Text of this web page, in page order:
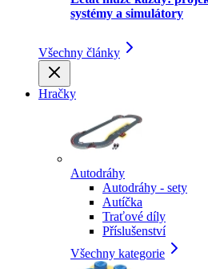
systémy a simulátory
Všechny články
Hračky
Autodráhy
Autodráhy - sety
Autíčka
Traťové díly
Příslušenství
Všechny kategorie